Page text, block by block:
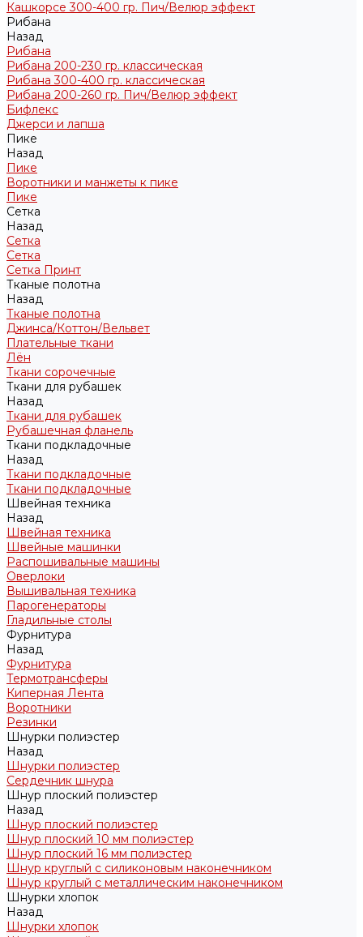
Кашкорсе 300-400 гр. Пич/Велюр эффект
Рибана
Назад
Рибана
Рибана 200-230 гр. классическая
Рибана 300-400 гр. классическая
Рибана 200-260 гр. Пич/Велюр эффект
Бифлекс
Джерси и лапша
Пике
Назад
Пике
Воротники и манжеты к пике
Пике
Сетка
Назад
Сетка
Сетка
Сетка Принт
Тканые полотна
Назад
Тканые полотна
Джинса/Коттон/Вельвет
Плательные ткани
Лён
Ткани сорочечные
Ткани для рубашек
Назад
Ткани для рубашек
Рубашечная фланель
Ткани подкладочные
Назад
Ткани подкладочные
Ткани подкладочные
Швейная техника
Назад
Швейная техника
Швейные машинки
Распошивальные машины
Оверлоки
Вышивальная техника
Парогенераторы
Гладильные столы
Фурнитура
Назад
Фурнитура
Термотрансферы
Киперная Лента
Воротники
Резинки
Шнурки полиэстер
Назад
Шнурки полиэстер
Сердечник шнура
Шнур плоский полиэстер
Назад
Шнур плоский полиэстер
Шнур плоский 10 мм полиэстер
Шнур плоский 16 мм полиэстер
Шнур круглый с силиконовым наконечником
Шнур круглый с металлическим наконечником
Шнурки хлопок
Назад
Шнурки хлопок